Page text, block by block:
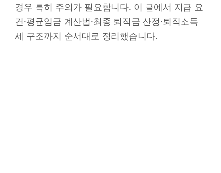
경우 특히 주의가 필요합니다. 이 글에서 지급 요
건·평균임금 계산법·최종 퇴직금 산정·퇴직소득
세 구조까지 순서대로 정리했습니다.